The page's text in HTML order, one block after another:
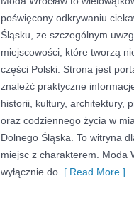
poświęcony odkrywaniu
Śląsku, ze szczególnym
miejscowości, które tworzą
części Polski. Strona jest
znaleźć praktyczne
historii, kultury, architektury,
oraz codziennego życia w
Dolnego Śląska. To witryna
miejsc z charakterem. Moda
wyłącznie do [ Read More ]